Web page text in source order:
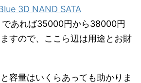
3D NAND SATA
であれば35000円から38000円
すので、ここら辺は用途とお財
容量はいくらあっても助かりま